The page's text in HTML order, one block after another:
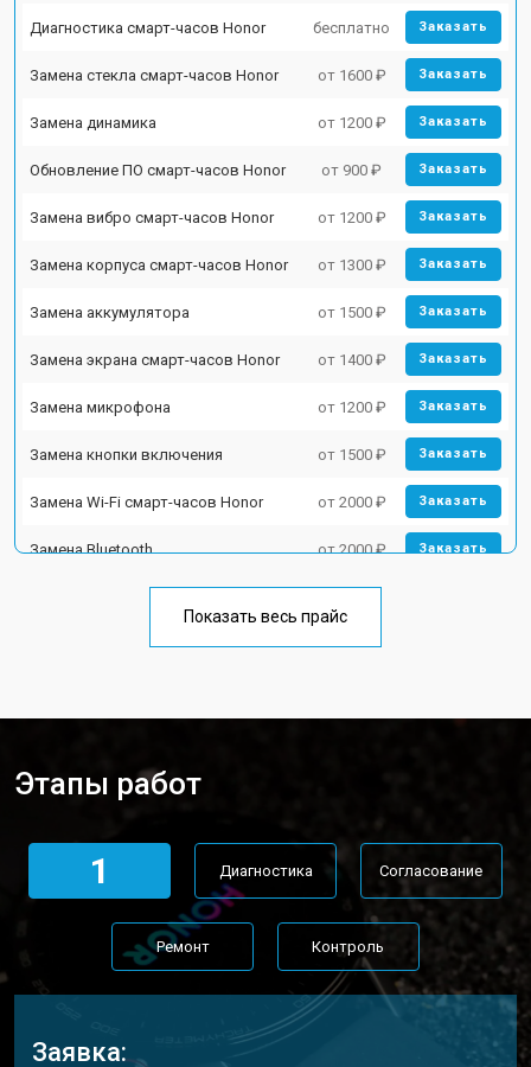
Диагностика смарт-часов Honor бесплатно Заказать
Замена стекла смарт-часов Honor от 1600 ₽ Заказать
Замена динамика от 1200 ₽ Заказать
Обновление ПО смарт-часов Honor от 900 ₽ Заказать
Замена вибро смарт-часов Honor от 1200 ₽ Заказать
Замена корпуса смарт-часов Honor от 1300 ₽ Заказать
Замена аккумулятора от 1500 ₽ Заказать
Замена экрана смарт-часов Honor от 1400 ₽ Заказать
Замена микрофона от 1200 ₽ Заказать
Замена кнопки включения от 1500 ₽ Заказать
Замена Wi-Fi смарт-часов Honor от 2000 ₽ Заказать
Замена Bluetooth от 2000 ₽ Заказать
Показать весь прайс
Этапы работ
1 Диагностика Согласование
Ремонт Контроль
Заявка: